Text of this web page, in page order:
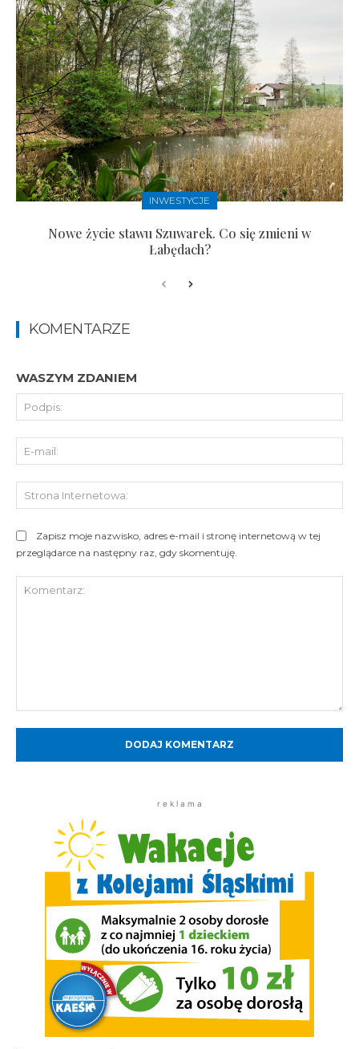
INWESTYCJE
Nowe życie stawu Szuwarek. Co się zmieni w
Łabędach?
KOMENTARZE
WASZYM ZDANIEM
Zapisz moje nazwisko, adres e-mail i stronę internetową w tej
przeglądarce na następny raz, gdy skomentuję.
r e k l a m a